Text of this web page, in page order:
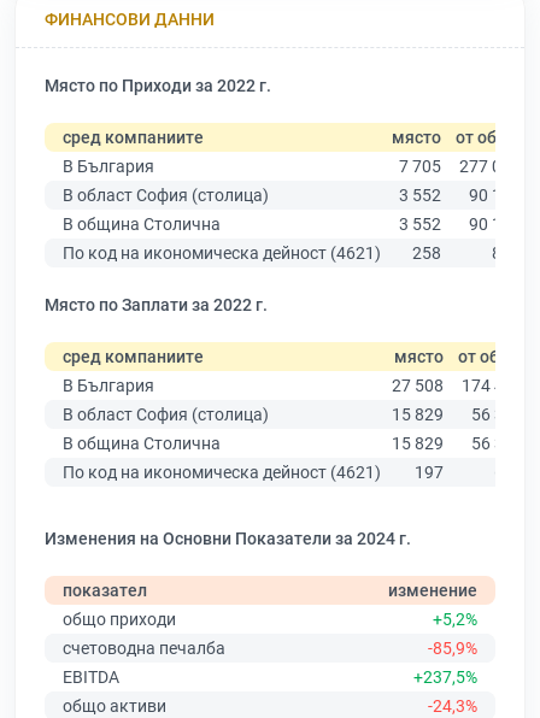
ФИНАНСОВИ ДАННИ
Място по Приходи за 2022 г.
сред компаниите място от общо
В България
7 705
277 019
В област София (столица)
3 552
90 178
В община Столична
3 552
90 178
По код на икономическа дейност (4621)
258 857
Място по Заплати за 2022 г.
сред компаниите място от общо
В България
27 508
174 403
В област София (столица)
15 829
56 378
В община Столична
15 829
56 378
По код на икономическа дейност (4621)
197
Изменения на Основни Показатели за 2024 г.
показател
изменение
общо приходи
+5,2%
счетоводна печалба
-85,9%
EBITDA
+237,5%
общо активи
-24,3%